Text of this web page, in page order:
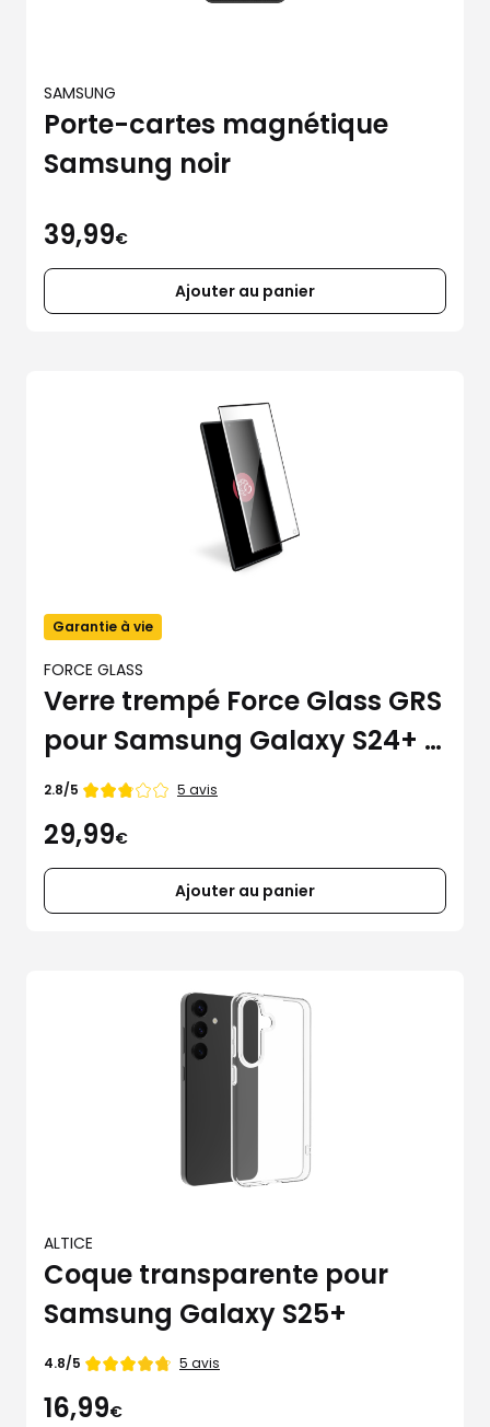
SAMSUNG
Porte-cartes magnétique
Samsung noir
39,99€
Ajouter au panier
Garantie à vie
FORCE GLASS
Verre trempé Force Glass GRS
pour Samsung Galaxy S24+ /
S25+
Note
2.8/5 5 avis
29,99€
Ajouter au panier
ALTICE
Coque transparente pour
Samsung Galaxy S25+
Note
4.8/5 5 avis
16,99€